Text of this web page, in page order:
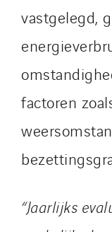
vastgelegd,
factoren
“Jaarlijks